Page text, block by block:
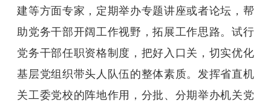
建等方面专家，定期举办专题讲座或者论坛，帮
助党务干部开阔工作视野，拓展工作思路。试行
党务干部任职资格制度，把好入口关，切实优化
基层党组织带头人队伍的整体素质。发挥省直机
关工委党校的阵地作用，分批、分期举办机关党